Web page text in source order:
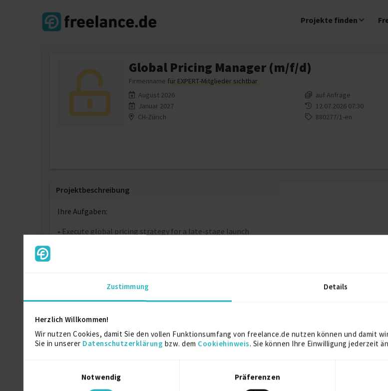
Zustimmung Details
Herzlich Willkommen!
Wir nutzen Cookies, damit Sie den vollen Funktionsumfang von freelance.de nutzen können und damit
Sie in unserer Datenschutzerklärung bzw. dem Cookiehinweis. Sie können Ihre Einwilligung jederzeit
Notwendig
Präferenzen
Projekte finden
Global Pricing Manager (m/f/d)
Firmenname für EXPERT-Mitglieder sichtbar
August 2026
Januar 2027
CH-Zürich
auf Anfrage
12.07.2026 07:30
880277/1-en
Projektbeschreibung
Ihre Aufgaben:
• Execute global pricing strategy for a late-stage launch
Kontaktdaten